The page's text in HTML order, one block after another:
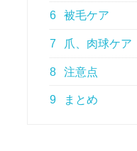
6 被毛ケア
7 爪、肉球ケア
8 注意点
9 まとめ